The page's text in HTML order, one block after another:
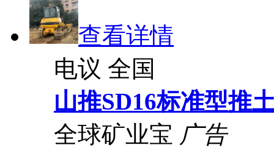
查看详情
电议 全国
山推SD16标准型推
全球矿业宝 广告